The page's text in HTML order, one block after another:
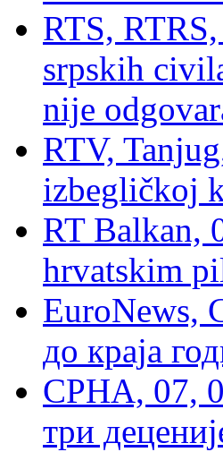
RTS,
srpskih
nije
RTV,
izbegličkoj
RT Balkan,
hrvatskim
EuroNews,
до краја
СРНА, 07,
три